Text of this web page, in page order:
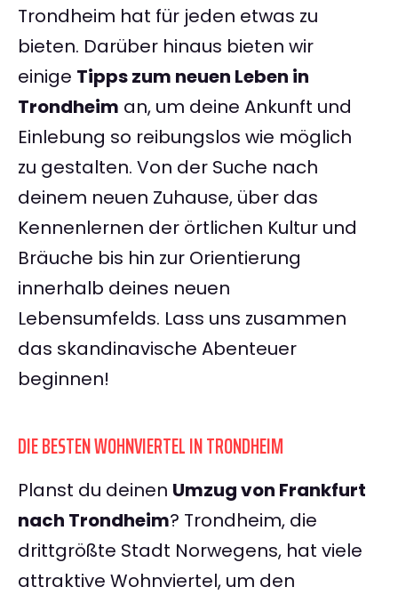
Trondheim hat für jeden etwas zu
bieten. Darüber hinaus bieten wir
einige Tipps zum neuen Leben in
Trondheim an, um deine Ankunft und
Einlebung so reibungslos wie möglich
zu gestalten. Von der Suche nach
deinem neuen Zuhause, über das
Kennenlernen der örtlichen Kultur und
Bräuche bis hin zur Orientierung
innerhalb deines neuen
Lebensumfelds. Lass uns zusammen
das skandinavische Abenteuer
beginnen!
DIE BESTEN WOHNVIERTEL IN TRONDHEIM
Planst du deinen Umzug von Frankfurt
nach Trondheim? Trondheim, die
drittgrößte Stadt Norwegens, hat viele
attraktive Wohnviertel, um den